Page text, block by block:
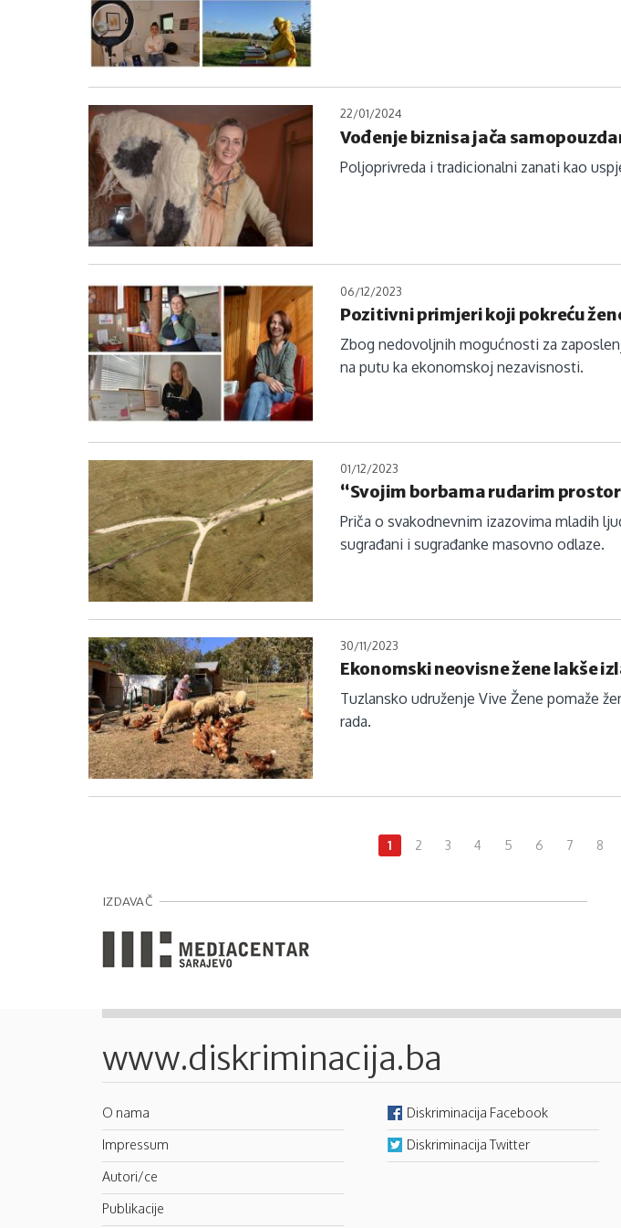
22/01/2024
Vođenje biznisa jača
Poljoprivreda i tradicionalni zanati kao
06/12/2023
Pozitivni primjeri koji pokreću
Zbog nedovoljnih mogućnosti za
na putu ka ekonomskoj nezavisnosti.
01/12/2023
“Svojim borbama rudarim
Priča o svakodnevnim izazovima mladih
sugrađani i sugrađanke masovno odlaze.
30/11/2023
Ekonomski neovisne žene lakše
Tuzlansko udruženje Vive Žene pomaže
rada.
1 2 3 4 5 6 7 8
IZDAVAČ
www.diskriminacija.ba
O nama
Impressum
Autori/ce
Publikacije
Diskriminacija Facebook
Diskriminacija Twitter